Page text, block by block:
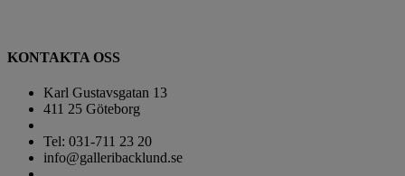
KONTAKTA OSS
Karl Gustavsgatan 13
411 25 Göteborg
Tel: 031-711 23 20
info@galleribacklund.se